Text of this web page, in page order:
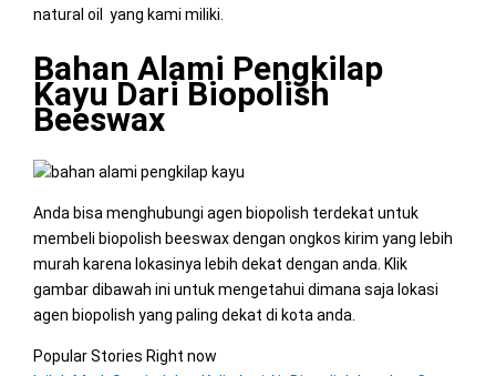
natural oil yang kami miliki.
Bahan Alami Pengkilap
Kayu Dari Biopolish
Beeswax
Anda bisa menghubungi agen biopolish terdekat untuk
membeli biopolish beeswax dengan ongkos kirim yang lebih
murah karena lokasinya lebih dekat dengan anda. Klik
gambar dibawah ini untuk mengetahui dimana saja lokasi
agen biopolish yang paling dekat di kota anda.
Popular Stories Right now